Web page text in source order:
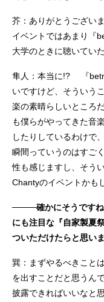
芥：ありがとうござい
イベントではあまり
大学のときに聴いてい
隼人：本当に!? 『
いですけど、そういう
楽の素晴らしいところ
も僕らがやってきた音
したりしているわけで
瞬間っていうのはすご
性も感じますし、そう
Chantyのイベントかも
────確かにそうですね
にも注目な『自家製夏
ついただけたらと思いま
巽：まずやるべきこと
を出すことだと思うん
披露できればいいなと